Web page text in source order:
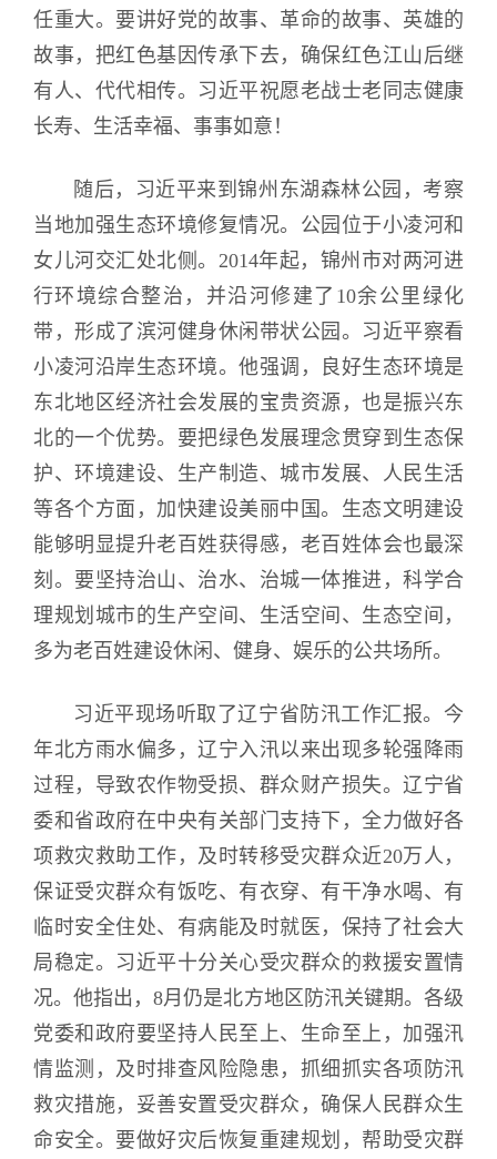
任重大。要讲好党的故事、革命的故事、英雄的
故事，把红色基因传承下去，确保红色江山后继
有人、代代相传。习近平祝愿老战士老同志健康
长寿、生活幸福、事事如意！
随后，习近平来到锦州东湖森林公园，考察
当地加强生态环境修复情况。公园位于小凌河和
女儿河交汇处北侧。2014年起，锦州市对两河进
行环境综合整治，并沿河修建了10余公里绿化
带，形成了滨河健身休闲带状公园。习近平察看
小凌河沿岸生态环境。他强调，良好生态环境是
东北地区经济社会发展的宝贵资源，也是振兴东
北的一个优势。要把绿色发展理念贯穿到生态保
护、环境建设、生产制造、城市发展、人民生活
等各个方面，加快建设美丽中国。生态文明建设
能够明显提升老百姓获得感，老百姓体会也最深
刻。要坚持治山、治水、治城一体推进，科学合
理规划城市的生产空间、生活空间、生态空间，
多为老百姓建设休闲、健身、娱乐的公共场所。
习近平现场听取了辽宁省防汛工作汇报。今
年北方雨水偏多，辽宁入汛以来出现多轮强降雨
过程，导致农作物受损、群众财产损失。辽宁省
委和省政府在中央有关部门支持下，全力做好各
项救灾救助工作，及时转移受灾群众近20万人，
保证受灾群众有饭吃、有衣穿、有干净水喝、有
临时安全住处、有病能及时就医，保持了社会大
局稳定。习近平十分关心受灾群众的救援安置情
况。他指出，8月仍是北方地区防汛关键期。各级
党委和政府要坚持人民至上、生命至上，加强汛
情监测，及时排查风险隐患，抓细抓实各项防汛
救灾措施，妥善安置受灾群众，确保人民群众生
命安全。要做好灾后恢复重建规划，帮助受灾群